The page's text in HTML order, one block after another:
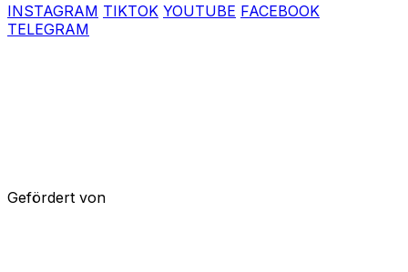
INSTAGRAM TIKTOK YOUTUBE FACEBOOK
TELEGRAM
Gefördert von